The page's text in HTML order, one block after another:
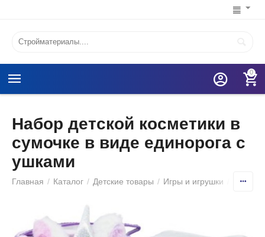
0
Набор детской косметики в
сумочке в виде единорога с
ушками
Главная / Каталог / Детские товары / Игры и игрушки